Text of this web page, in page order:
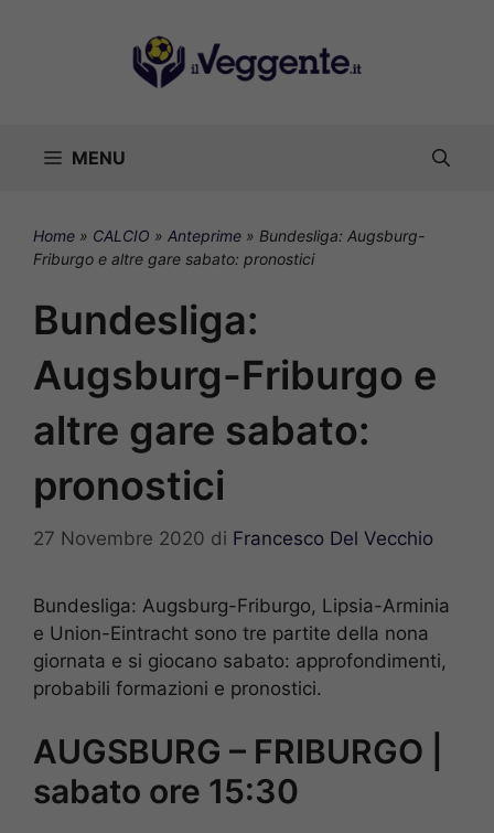
MENU
Home » CALCIO » Anteprime » Bundesliga: Augsburg-
Friburgo e altre gare sabato: pronostici
Bundesliga:
Augsburg-Friburgo e
altre gare sabato:
pronostici
27 Novembre 2020 di Francesco Del Vecchio
Bundesliga: Augsburg-Friburgo, Lipsia-Arminia
e Union-Eintracht sono tre partite della nona
giornata e si giocano sabato: approfondimenti,
probabili formazioni e pronostici.
AUGSBURG – FRIBURGO |
sabato ore 15:30